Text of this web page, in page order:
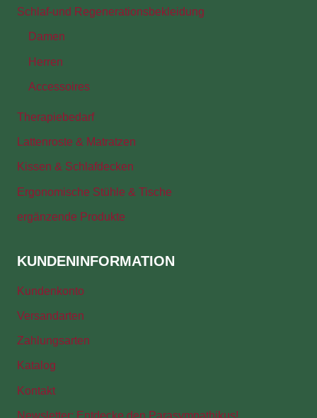
Schlaf-und Regenerationsbekleidung
Damen
Herren
Accessoires
Therapiebedarf
Lattenroste & Matratzen
Kissen & Schlafdecken
Ergonomische Stühle & Tische
ergänzende Produkte
KUNDENINFORMATION
Kundenkonto
Versandarten
Zahlungsarten
Katalog
Kontakt
Newsletter: Entdecke den Parasympathikus!